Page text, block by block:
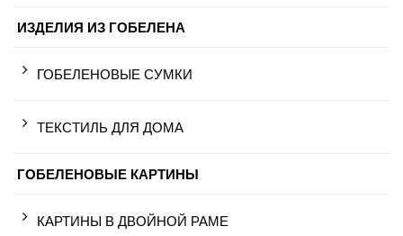
ИЗДЕЛИЯ ИЗ ГОБЕЛЕНА
ГОБЕЛЕНОВЫЕ СУМКИ
ТЕКСТИЛЬ ДЛЯ ДОМА
ГОБЕЛЕНОВЫЕ КАРТИНЫ
КАРТИНЫ В ДВОЙНОЙ РАМЕ